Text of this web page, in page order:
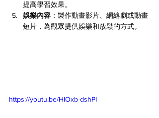
提高學習效果。
娛樂內容 ：製作動畫影片、網絡劇或動畫
短片，為觀眾提供娛樂和放鬆的方式。
https://youtu.be/HIOxb-dshPI